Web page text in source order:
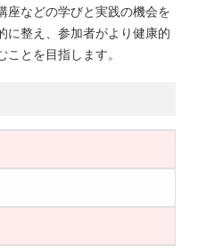
座などの学びと実践の機会を
に整え、参加者がより健康的
とを目指します。